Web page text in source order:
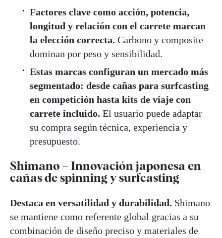
Factores clave como acción, potencia,
longitud y relación con el carrete marcan
la elección correcta. Carbono y composite
dominan por peso y sensibilidad.
Estas marcas configuran un mercado más
segmentado: desde cañas para surfcasting
en competición hasta kits de viaje con
carrete incluido. El usuario puede adaptar
su compra según técnica, experiencia y
presupuesto.
Shimano – Innovación japonesa en
cañas de spinning y surfcasting
Destaca en versatilidad y durabilidad. Shimano
se mantiene como referente global gracias a su
combinación de diseño preciso y materiales de